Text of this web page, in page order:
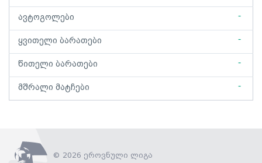
ავტოგოლები -
ყვითელი ბარათები -
წითელი ბარათები -
მშრალი მატჩები -
© 2026 ეროვნული ლიგა